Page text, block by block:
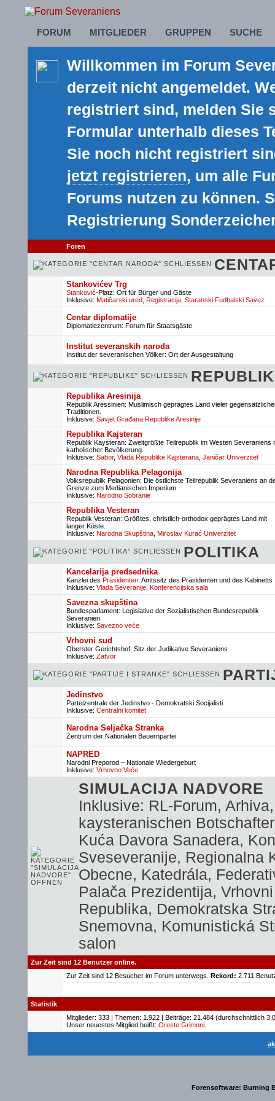
FORUM MITGLIEDER GRUPPEN SUCHE
Willkommen im Forum
derzeit nicht angemeldet.
registriert sind, melden Sie
Formular unterhalb dieses
Sie noch nicht registriert
jetzt registrieren, um alle
Forums nutzen zu können.
Registrierung
Foren
Stankovićev Trg
Stanković-Platz: Ort für Bürger und Gäste
Inklusive: Matičarski ured Registracija Staranski Fudbalski Savez
Centar diplomatije
Diplomatiezentrum: Forum für Staatsgäste
Institut severanskih naroda
Institut der severanischen Völker: Ort der Ausgestaltung
Republika Aresinija
Republik Aressinien: Muslimisch geprägtes Land vieler
Traditionen.
Inklusive: Savjet Građana Republike Aresinije
Republika Kajsteran
Republik Kaysteran: Zweitgrößte Teilrepublik im Westen Severaniens
katholischer Bevölkerung.
Inklusive: Sabor, Vlada Republike Kajsterana Janičar Univerzitet
Narodna Republika Pelagonija
Volksrepublik Pelagonien: Die östlichste Teilrepublik Severaniens an
Grenze zum Medianischen Imperium.
Inklusive: Narodno Sobranie
Republika Vesteran
Republik Vesteran: Größtes, christlich-orthodox geprägtes Land mit
langer Küste.
Inklusive: Narodna Skupština Miroslav Kurać Univerzitet
POLITIKA
Kancelarija predsednika
Kanzlei des Präsidenten: Amtssitz des Präsidenten und des Kabinetts
Inklusive: Vlada Severanije Konferencijska sala
Savezna skupština
Bundesparlament: Legislative der Sozialistischen Bundesrepublik
Severanien
Inklusive: Savezno veće
Vrhovni sud
Oberster Gerichtshof: Sitz der Judikative Severaniens
Inklusive: Zatvor
Jedinstvo
Parteizentrale der Jedinstvo - Demokratski Socijalisti
Inklusive: Centralni komitet
Narodna Seljačka Stranka
Zentrum der Nationalen Bauernpartei
NAPRED
Narodni Preporod – Nationale Wiedergeburt
Inklusive: Vrhovno Veće
SIMULACIJA NADVORE
Inklusive: RL-Forum, Arhiva
kaysteranischen
Kuća Davora Sanadera,
Sveseveranije, Regionalna
Obecne, Katedrála,
Palača Prezidentija,
Republika, Demokratska
Snemovna, Komunistická
salon
Zur Zeit sind 12 Benutzer online.
Zur Zeit sind 12 Besucher im Forum unterwegs. Rekord: 2.711
Statistik
Mitglieder: 333 | Themen: 1.922 | Beiträge: 21.484 (durchschnittlich
Unser neuestes Mitglied heißt: Oreste Grimoni
Forensoftware: Burning